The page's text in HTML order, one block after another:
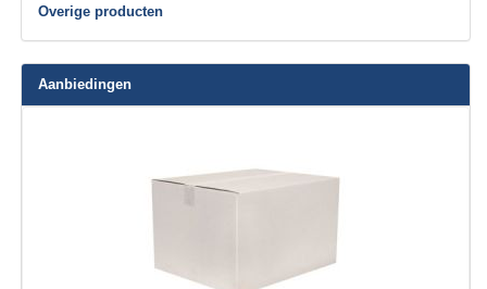
Overige producten
Aanbiedingen